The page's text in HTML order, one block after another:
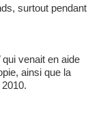
surtout pendant
qui venait en aide
ainsi que la